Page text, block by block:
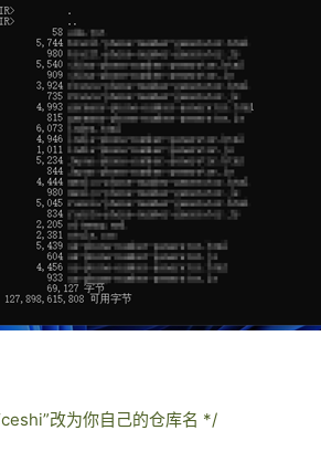
改为你自己的仓库名 */